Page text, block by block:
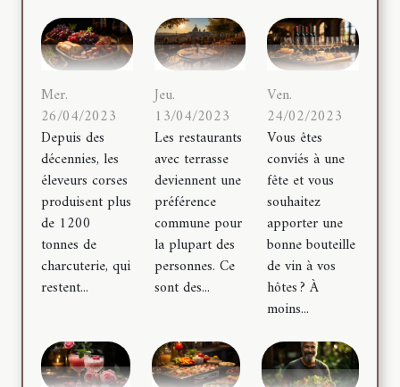
Mer.
26/04/2023
Depuis des
décennies, les
éleveurs corses
produisent plus
de 1200
tonnes de
charcuterie, qui
restent...
Jeu.
13/04/2023
Les restaurants
avec terrasse
deviennent une
préférence
commune pour
la plupart des
personnes. Ce
sont des...
Ven.
24/02/2023
Vous êtes
conviés à une
fête et vous
souhaitez
apporter une
bonne bouteille
de vin à vos
hôtes ? À
moins...